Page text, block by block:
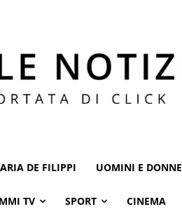
DE FILIPPI UOMINI E DONNE
TV SPORT CINEMA